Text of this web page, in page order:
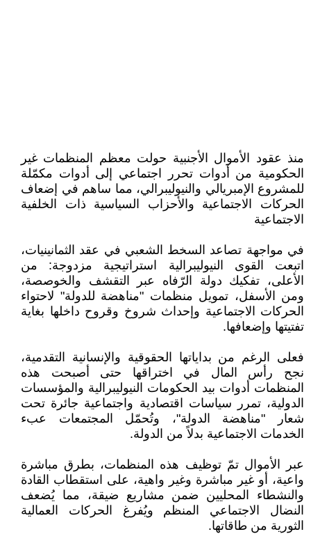
منذ عقود الأموال الأجنبية حولت معظم المنظمات غير
الحكومية من أدوات تحرر اجتماعي إلى أدوات مكمّلة
للمشروع الإمبريالي والنيوليبرالي، مما ساهم في إضعاف
الحركات الاجتماعية والأحزاب السياسية ذات الخلفية
الاجتماعية
في مواجهة تصاعد السخط الشعبي في عقد الثمانينيات،
اتبعت القوى النيوليبرالية استراتيجية مزدوجة: من
الأعلى، تفكيك دولة الرّفاه عبر التقشف والخوصصة،
ومن الأسفل، تمويل منظمات "مناهضة للدولة" لاحتواء
الحركات الاجتماعية وإحداث شروخ وقروح داخلها بغاية
تفتيتها وإضعافها.
فعلى الرغم من بداياتها الحقوقية والإنسانية التقدمية،
نجح رأس المال في اختراقها حتى أصبحت هذه
المنظمات أدوات بيد الحكومات النيوليبرالية والمؤسسات
الدولية، تمرر سياسات اقتصادية واجتماعية جائرة تحت
شعار "مناهضة الدولة"، وتُحمّل المجتمعات عبء
الخدمات الاجتماعية بدلاً من الدولة.
عبر الأموال تمّ توظيف هذه المنظمات، بطرق مباشرة
واعية، أو غير مباشرة وغير واهية، على استقطاب القادة
والنشطاء المحليين ضمن مشاريع ضيقة، مما يُضعف
النضال الاجتماعي المنظم ويُفرغ الحركات العمالية
الثورية من طاقاتها.